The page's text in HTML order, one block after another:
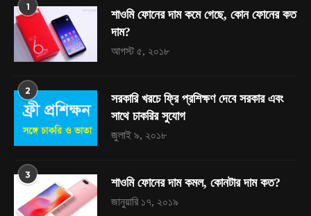
1
শাওমি ফোনের দাম কমে গেছে, কোন ফোনের কত
দাম?
আগস্ট ৫, ২০১৮
2
সরকারি খরচে ফ্রি প্রশিক্ষণ দেবে সরকার এবং
সাথে চাকরির সুযোগ
জুলাই ৯, ২০১৮
3
শাওমি ফোনের দাম কমল, কোনটার দাম কত?
জানুয়ারি ১৭, ২০১৯